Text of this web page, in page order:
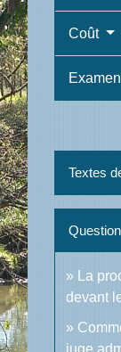
Coût
Textes
La
devant
juge